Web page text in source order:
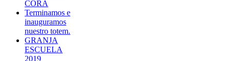
CORA
Terminamos e
inauguramos
nuestro totem.
GRANJA
ESCUELA
2019